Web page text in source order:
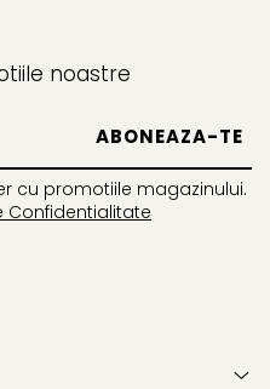
noastre
cu promotiile magazinului.
Confidentialitate